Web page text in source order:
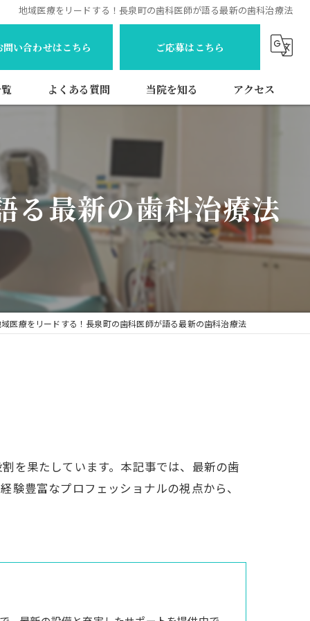
地域医療をリードする！長泉町の歯科医師が語る最新の歯科治療法
問い合わせはこちら ご応募はこちら
よくある質問 当院を知る
パート
訪問
新卒
アクセス
る最新の歯科治療法
医療をリードする！長泉町の歯科医師が語る最新の歯科治療法
を果たしています。本記事では、最新の歯
豊富なプロフェッショナルの視点から、